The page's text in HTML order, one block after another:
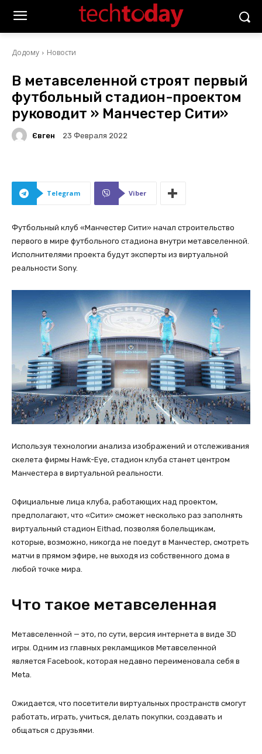
Додому Новости
В метавселенной строят первый
футбольный стадион-проектом
руководит » Манчестер Сити»
Євген 23 Февраля 2022
Telegram Viber
Футбольный клуб «Манчестер Сити» начал строительство
первого в мире футбольного стадиона внутри метавселенной.
Исполнителями проекта будут эксперты из виртуальной
реальности Sony.
Используя технологии анализа изображений и отслеживания
скелета фирмы Hawk-Eye, стадион клуба станет центром
Манчестера в виртуальной реальности.
Официальные лица клуба, работающих над проектом,
предполагают, что «Сити» сможет несколько раз заполнять
виртуальный стадион Eithad, позволяя болельщикам,
которые, возможно, никогда не поедут в Манчестер, смотреть
матчи в прямом эфире, не выходя из собственного дома в
любой точке мира.
Что такое метавселенная
Метавселенной — это, по сути, версия интернета в виде 3D
игры. Одним из главных рекламщиков Метавселенной
является Facebook, которая недавно переименовала себя в
Meta.
Ожидается, что посетители виртуальных пространств смогут
работать, играть, учиться, делать покупки, создавать и
общаться с друзьями.